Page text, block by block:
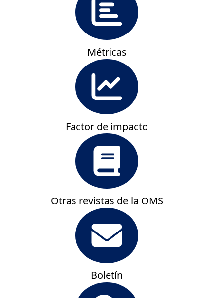
Métricas
Factor de impacto
Otras revistas de la OMS
Boletín